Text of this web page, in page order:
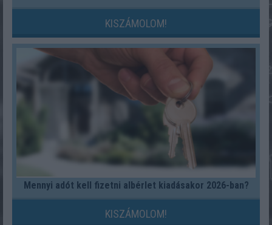
KISZÁMOLOM!
Mennyi adót kell fizetni albérlet kiadásakor 2026-ban?
KISZÁMOLOM!